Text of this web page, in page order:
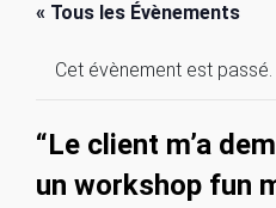
« Tous les Évènements
Cet évènement est passé.
“Le client m’a
un workshop fun